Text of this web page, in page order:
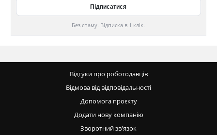
Без спаму. Відписка в 1 клік.
Відгуки про роботодавців
Відмова від відповідальності
Допомога проєкту
Додати нову компанію
Зворотний зв'язок